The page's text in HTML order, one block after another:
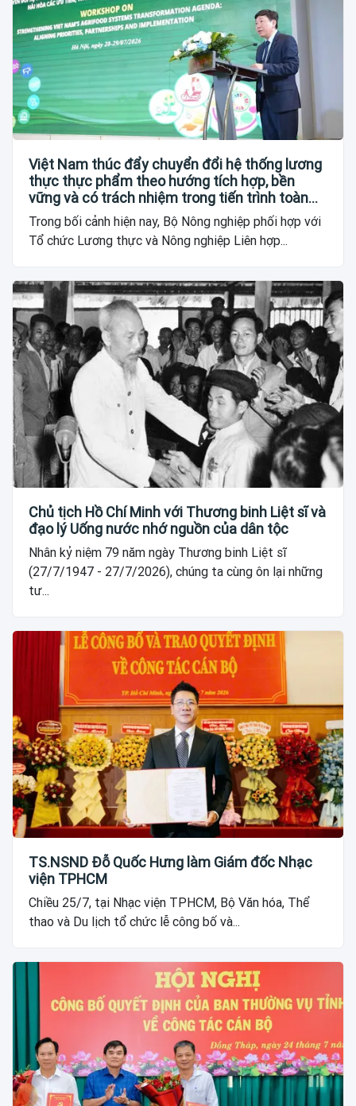
Việt Nam thúc đẩy chuyển đổi hệ thống lương
thực thực phẩm theo hướng tích hợp, bền
vững và có trách nhiệm trong tiến trình toàn
cầu
Trong bối cảnh hiện nay, Bộ Nông nghiệp phối hợp với
Tổ chức Lương thực và Nông nghiệp Liên hợp...
Chủ tịch Hồ Chí Minh với Thương binh Liệt sĩ và
đạo lý Uống nước nhớ nguồn của dân tộc
Nhân kỷ niệm 79 năm ngày Thương binh Liệt sĩ
(27/7/1947 - 27/7/2026), chúng ta cùng ôn lại những
tư...
TS.NSND Đỗ Quốc Hưng làm Giám đốc Nhạc
viện TPHCM
Chiều 25/7, tại Nhạc viện TPHCM, Bộ Văn hóa, Thể
thao và Du lịch tổ chức lễ công bố và...